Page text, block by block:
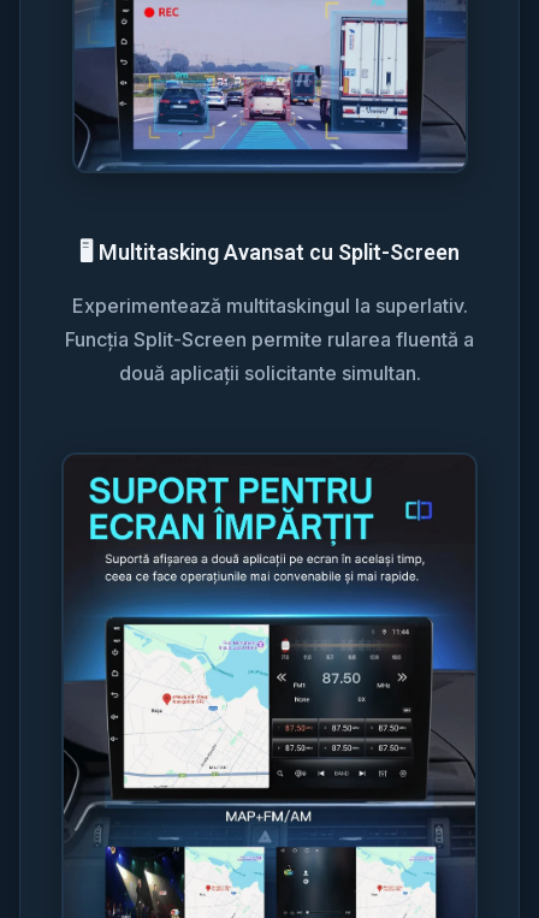
🖥️ Multitasking Avansat cu Split-Screen
Experimentează multitaskingul la superlativ.
Funcția Split-Screen permite rularea fluentă a
două aplicații solicitante simultan.